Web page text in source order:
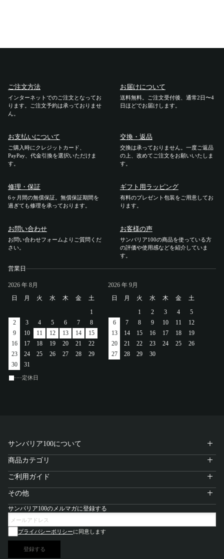
よくあるご質問・お問い合わせ
アカウント
ログイン / 新規登録
特定商取引法に基づく表示
会社概要
サイトポリシー
ご注文方法
インターネットでのご注文となってお
ります。ご注文予約は承っておりませ
ん。
お届けについて
送料無料。ご注文受付後、通常2日〜4
日ほどでお届けします。
お支払いについて
ご購入時にクレジットカード、
PayPay、代金引換を選択いただけま
す。
交換・返品
交換は承っておりません。一度ご返品
の上、改めてご注文をお願いいたしま
す。
修理・保証
6ヶ月間の無償保証。無償保証期間を
過ぎても修理を承っております。
ギフト用ラッピング
有料のプレゼント包装をご用意してお
ります。
お問い合わせ
お問い合わせフォームよりご質問くだ
さい。
お客様の声
サンバリア100の商品を使っている方
の評価や使用感などを紹介していま
す。
営業日
2026 年 8月
日
月 火 水 木 金
土
1
2
3 4 5 6 7
8
9
10 11 12 13 14
15
16
17 18 19 20 21
22
23
24 25 26 27 28
29
30
31
2026 年 9月
日
月 火 水 木 金
土
1
2 3 4
5
6
7 8 9 10 11
12
13
14 15 16 17 18
19
20
21 22 23 24 25
26
27
28 29 30
定休日
サンバリア100について
商品カテゴリ
ご利用ガイド
その他
サンバリア100のメルマガに登録する
プライバシーポリシーに同意します
登録する